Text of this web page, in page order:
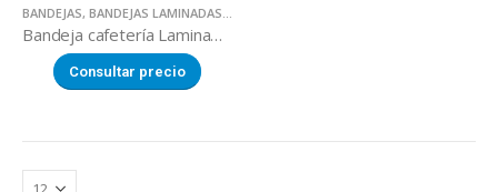
BANDEJAS, BANDEJAS LAMINADAS
Bandeja cafetería Laminada negra
Consultar precio